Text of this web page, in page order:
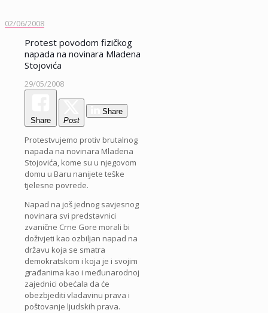
02/06/2008
Protest povodom fizičkog
napada na novinara Mladena
Stojovića
29/05/2008
Share Post
Share
Protestvujemo protiv brutalnog
napada na novinara Mladena
Stojovića, kome su u njegovom
domu u Baru nanijete teške
tjelesne povrede.
Napad na još jednog savjesnog
novinara svi predstavnici
zvanične Crne Gore morali bi
doživjeti kao ozbiljan napad na
državu koja se smatra
demokratskom i koja je i svojim
građanima kao i međunarodnoj
zajednici obećala da će
obezbjediti vladavinu prava i
poštovanje ljudskih prava.